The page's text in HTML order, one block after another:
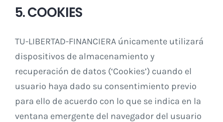
5. COOKIES
TU-LIBERTAD-FINANCIERA únicamente utilizará
dispositivos de almacenamiento y
recuperación de datos (‘Cookies’) cuando el
usuario haya dado su consentimiento previo
para ello de acuerdo con lo que se indica en la
ventana emergente del navegador del usuario